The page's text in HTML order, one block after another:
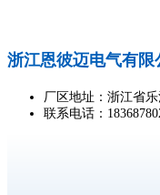
浙江恩彼迈电气有限
厂区地址：浙江省
联系电话：